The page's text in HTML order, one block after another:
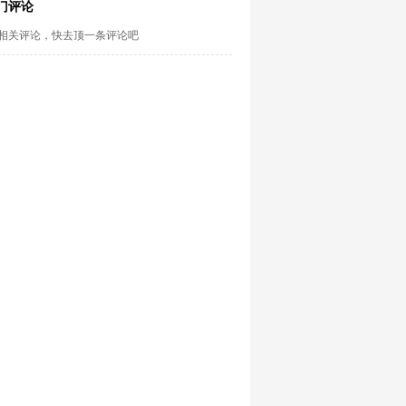
评论
关评论，快去顶一条评论吧